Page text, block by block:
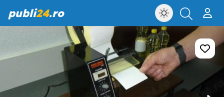
publi24.ro